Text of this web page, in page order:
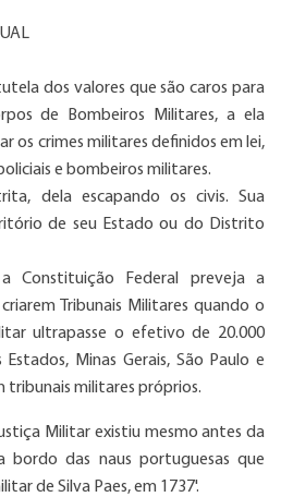
dos valores que são caros para
de Bombeiros Militares, a ela
os crimes militares definidos em lei,
e bombeiros militares.
dela escapando os civis. Sua
de seu Estado ou do Distrito
Constituição Federal preveja a
Tribunais Militares quando o
ultrapasse o efetivo de 20.000
Minas Gerais, São Paulo e
tribunais militares próprios.
Militar existiu mesmo antes da
bordo das naus portuguesas que
de Silva Paes, em 1737'.